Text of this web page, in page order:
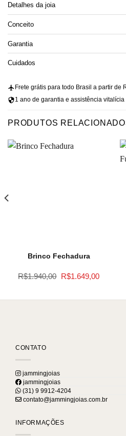
Detalhes da joia
Conceito
Garantia
Cuidados
Frete grátis para todo Brasil a partir de
1 ano de garantia e assistência vitalícia
PRODUTOS
Brinco Fechadura
R$1.940,00
O
preço
R$1.940,00.
R$1.649,00O
CONTATO
jammingjoias
jammingjoias
(31) 9 9912-4204
contato@jammingjoias.com.br
INFORMAÇÕES